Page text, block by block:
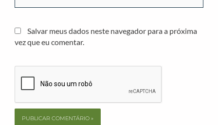
Salvar meus dados neste navegador para a próxima
vez que eu comentar.